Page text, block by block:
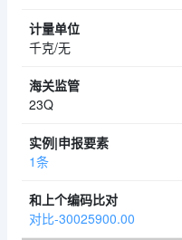
千克/无
23Q
1条
对比-30025900.00